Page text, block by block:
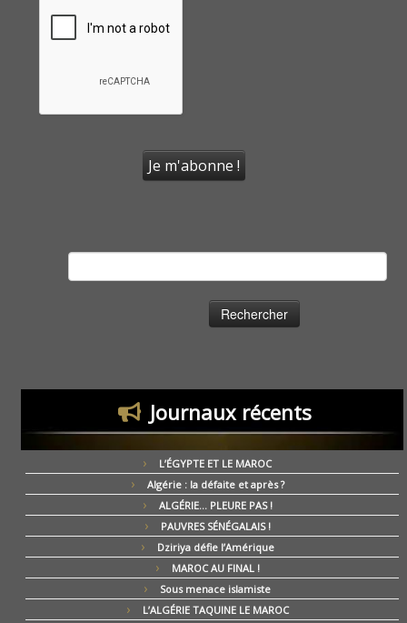
Journaux récents
L’ÉGYPTE ET LE MAROC
Algérie : la défaite et après ?
ALGÉRIE… PLEURE PAS !
PAUVRES SÉNÉGALAIS !
Dziriya défie l’Amérique
MAROC AU FINAL !
Sous menace islamiste
L’ALGÉRIE TAQUINE LE MAROC